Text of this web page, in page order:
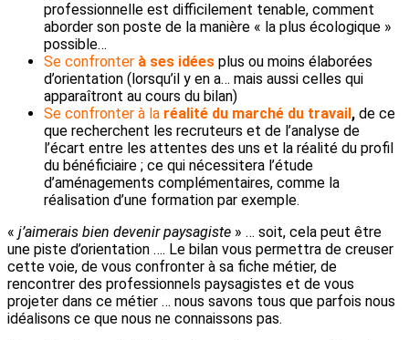
professionnelle est difficilement tenable, comment
aborder son poste de la manière « la plus écologique »
possible…
Se confronter à ses idées plus ou moins élaborées
d’orientation (lorsqu’il y en a… mais aussi celles qui
apparaîtront au cours du bilan)
Se confronter à la réalité du marché du travail, de ce
que recherchent les recruteurs et de l’analyse de
l’écart entre les attentes des uns et la réalité du profil
du bénéficiaire ; ce qui nécessitera l’étude
d’aménagements complémentaires, comme la
réalisation d’une formation par exemple.
« j’aimerais bien devenir paysagiste » … soit, cela peut être
une piste d’orientation …. Le bilan vous permettra de creuser
cette voie, de vous confronter à sa fiche métier, de
rencontrer des professionnels paysagistes et de vous
projeter dans ce métier … nous savons tous que parfois nous
idéalisons ce que nous ne connaissons pas.